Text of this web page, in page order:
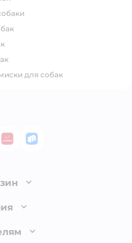
для собак
Play
AppGallery
RuStore
оплата